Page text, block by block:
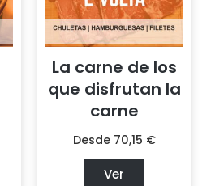
La carne de los
que disfrutan la
carne
Desde 70,15 €
Ver